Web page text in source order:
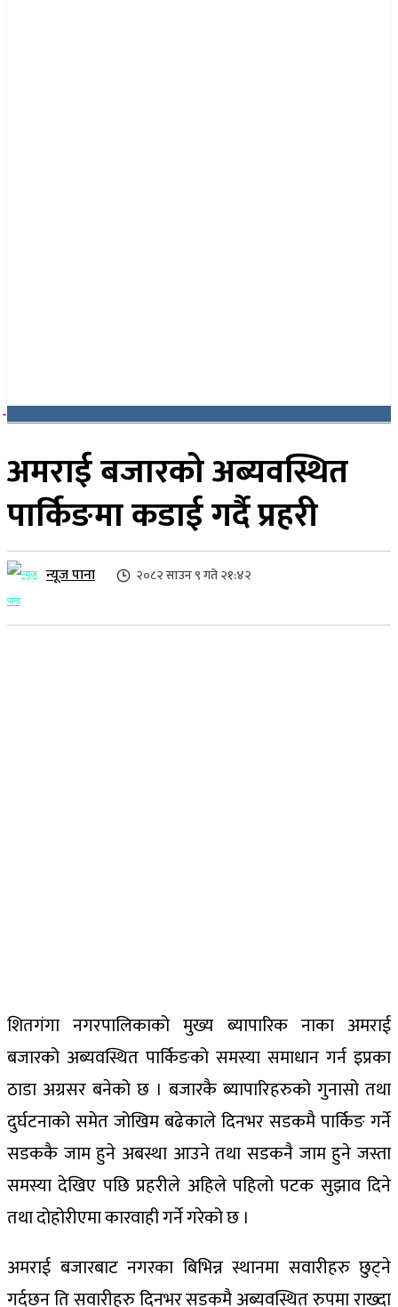
अमराई बजारको अब्यवस्थित
पार्किङमा कडाई गर्दै प्रहरी
न्यूज पाना २०८२ साउन ९ गते २१:४२
शितगंगा नगरपालिकाको मुख्य ब्यापारिक नाका अमराई
बजारको अब्यवस्थित पार्किङको समस्या समाधान गर्न इप्रका
ठाडा अग्रसर बनेको छ । बजारकै ब्यापारिहरुको गुनासो तथा
दुर्घटनाको समेत जोखिम बढेकाले दिनभर सडकमै पार्किङ गर्ने
सडककै जाम हुने अबस्था आउने तथा सडकनै जाम हुने जस्ता
समस्या देखिए पछि प्रहरीले अहिले पहिलो पटक सुझाव दिने
तथा दोहोरीएमा कारवाही गर्ने गरेको छ ।
अमराई बजारबाट नगरका बिभिन्न स्थानमा सवारीहरु छुट्ने
गर्दछन ति सवारीहरु दिनभर सडकमै अब्यवस्थित रुपमा राख्दा